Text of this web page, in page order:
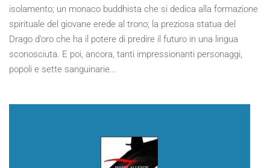
isolamento; un monaco buddhista che si dedica alla formazione
spirituale del giovane erede al trono; la preziosa statua del
Drago d’oro che ha il potere di predire il futuro in una lingua
sconosciuta. E poi, ancora, tanti impressionanti personaggi,
popoli e sette sanguinarie...